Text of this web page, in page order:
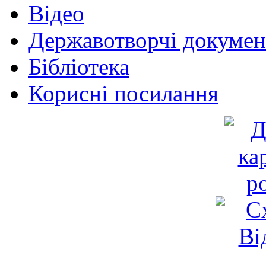
Відео
Державотворчі
Бібліотека
Корисні посилання